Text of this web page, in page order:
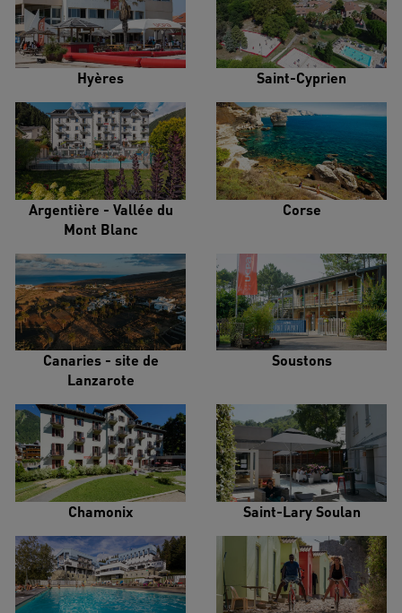
Hyères Saint-Cyprien
Argentière - Vallée du
Mont Blanc
Corse
Canaries - site de
Lanzarote
Soustons
Chamonix Saint-Lary Soulan